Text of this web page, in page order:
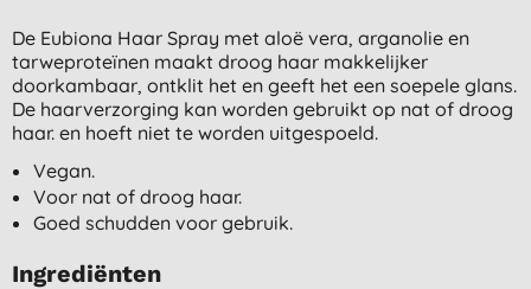
De Eubiona Haar Spray met aloë vera, arganolie en
tarweproteïnen maakt droog haar makkelijker
doorkambaar, ontklit het en geeft het een soepele glans.
De haarverzorging kan worden gebruikt op nat of droog
haar. en hoeft niet te worden uitgespoeld.
Vegan.
Voor nat of droog haar.
Goed schudden voor gebruik.
Ingrediënten